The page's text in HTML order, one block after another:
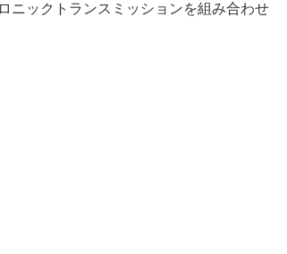
ニックトランスミッションを組み合わせ